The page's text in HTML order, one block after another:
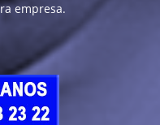
empresa.